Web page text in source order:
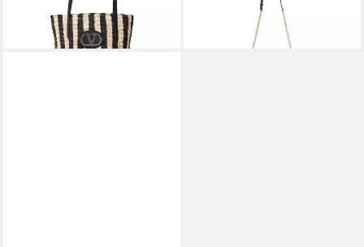
lieferbar - in 3-4 Werktagen bei dir lieferbar - in 3-4 Werktagen bei dir